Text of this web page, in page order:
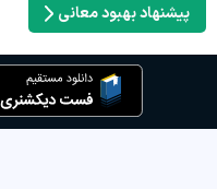
پیشنهاد بهبود معانی